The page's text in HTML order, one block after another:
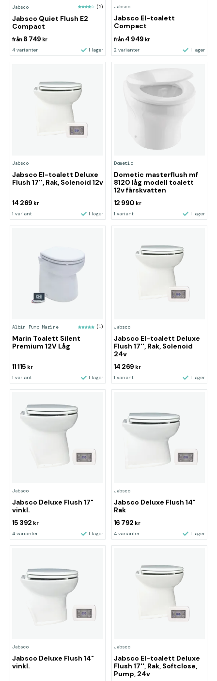
Jabsco (2)
Jabsco Quiet Flush E2
Compact
från 8 749 kr
4 varianter I lager
Jabsco
Jabsco El-toalett
Compact
från 4 949 kr
2 varianter I lager
Jabsco
Jabsco El-toalett Deluxe
Flush 17'', Rak, Solenoid 12v
14 269 kr
1 variant I lager
Dometic
Dometic masterflush mf
8120 låg modell toalett
12v färskvatten
12 990 kr
1 variant I lager
Albin Pump Marine (1)
Marin Toalett Silent
Premium 12V Låg
11 115 kr
1 variant I lager
Jabsco
Jabsco El-toalett Deluxe
Flush 17'', Rak, Solenoid
24v
14 269 kr
1 variant I lager
Jabsco
Jabsco Deluxe Flush 17"
vinkl.
15 392 kr
4 varianter I lager
Jabsco
Jabsco Deluxe Flush 14"
Rak
16 792 kr
4 varianter I lager
Jabsco
Jabsco Deluxe Flush 14"
vinkl.
Jabsco
Jabsco El-toalett Deluxe
Flush 17'', Rak, Softclose,
Pump, 24v